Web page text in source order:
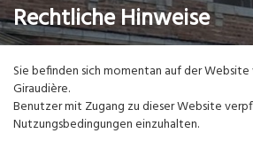
Rechtliche Hinweise
Sie befinden sich momentan auf der
Giraudière.
Benutzer mit Zugang zu dieser Website
Nutzungsbedingungen einzuhalten.